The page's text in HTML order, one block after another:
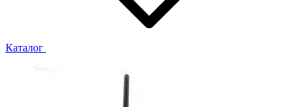
Каталог